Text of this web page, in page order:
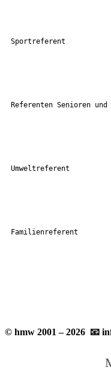
Sportreferent
Referenten Senioren
Umweltreferent
Familienreferent
© hmw 2001 – 2026 📧